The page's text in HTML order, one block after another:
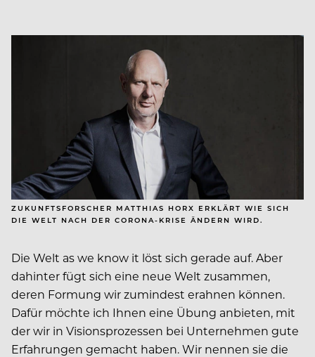
ZUKUNFTSFORSCHER MATTHIAS HORX ERKLÄRT WIE SICH
DIE WELT NACH DER CORONA-KRISE ÄNDERN WIRD.
Die Welt as we know it löst sich gerade auf. Aber
dahinter fügt sich eine neue Welt zusammen,
deren Formung wir zumindest erahnen können.
Dafür möchte ich Ihnen eine Übung anbieten, mit
der wir in Visionsprozessen bei Unternehmen gute
Erfahrungen gemacht haben. Wir nennen sie die